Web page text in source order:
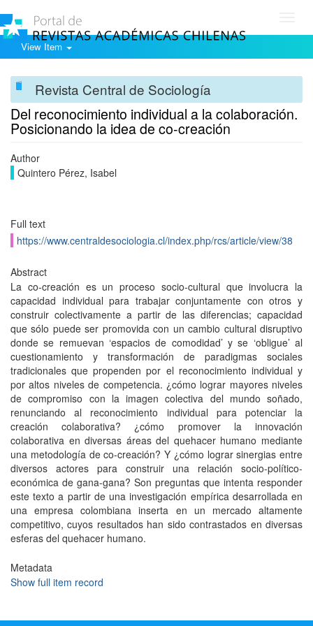
View Item
Revista Central de Sociología
Del reconocimiento individual a la colaboración.
Posicionando la idea de co-creación
Author
Quintero Pérez, Isabel
Full text
https://www.centraldesociologia.cl/index.php/rcs/article/view/38
Abstract
La co-creación es un proceso socio-cultural que involucra la
capacidad individual para trabajar conjuntamente con otros y
construir colectivamente a partir de las diferencias; capacidad
que sólo puede ser promovida con un cambio cultural disruptivo
donde se remuevan ‘espacios de comodidad’ y se ‘obligue’ al
cuestionamiento y transformación de paradigmas sociales
tradicionales que propenden por el reconocimiento individual y
por altos niveles de competencia. ¿cómo lograr mayores niveles
de compromiso con la imagen colectiva del mundo soñado,
renunciando al reconocimiento individual para potenciar la
creación colaborativa? ¿cómo promover la innovación
colaborativa en diversas áreas del quehacer humano mediante
una metodología de co-creación? Y ¿cómo lograr sinergias entre
diversos actores para construir una relación socio-político-
económica de gana-gana? Son preguntas que intenta responder
este texto a partir de una investigación empírica desarrollada en
una empresa colombiana inserta en un mercado altamente
competitivo, cuyos resultados han sido contrastados en diversas
esferas del quehacer humano.
Metadata
Show full item record